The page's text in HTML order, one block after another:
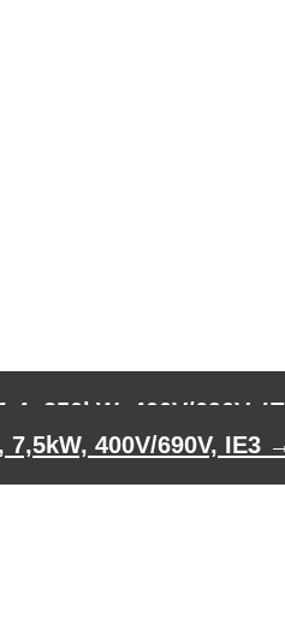
250kW, 400V/690V,
400V/690V, IE3